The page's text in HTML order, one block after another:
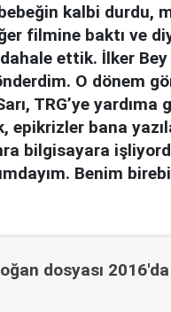
kalbi durdu,
filmine baktı ve
ettik. İlker
O dönem
TRG’ye
epikrizler bana
bilgisayara
Benim
dosyası 2016'da